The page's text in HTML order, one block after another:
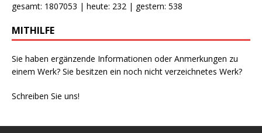
gesamt: 1807053 | heute: 232 | gestern: 538
MITHILFE
Sie haben ergänzende Informationen oder Anmerkungen zu
einem Werk? Sie besitzen ein noch nicht verzeichnetes Werk?
Schreiben Sie uns!